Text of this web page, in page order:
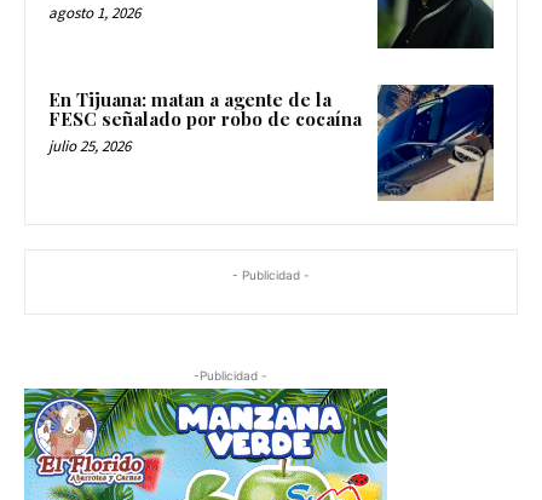
agosto 1, 2026
En Tijuana: matan a agente de la
FESC señalado por robo de cocaína
julio 25, 2026
- Publicidad -
-Publicidad -